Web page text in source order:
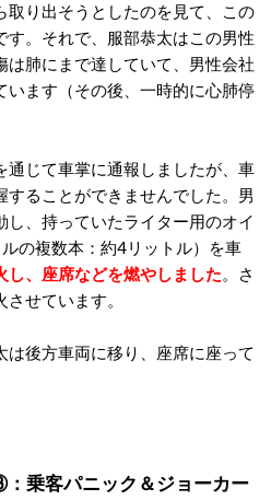
取り出そうとしたのを見て、この
す。それで、服部恭太はこの男性
は肺にまで達していて、男性会社
います（その後、一時的に心肺停
通じて車掌に通報しましたが、車
ることができませんでした。男
し、持っていたライター用のオイ
の複数本：約4リットル）を車
し、座席などを燃やしました。さ
せています。
は後方車両に移り、座席に座って
乗客パニック＆ジョーカー